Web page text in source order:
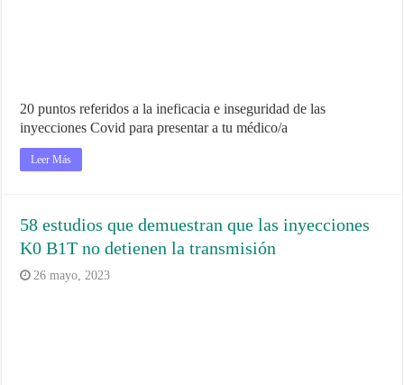
20 puntos referidos a la ineficacia e inseguridad de las
inyecciones Covid para presentar a tu médico/a
Leer Más
58 estudios que demuestran que las inyecciones
K0 B1T no detienen la transmisión
26 mayo, 2023